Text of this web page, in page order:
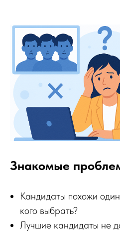
Знакомые
Кандидаты похожи
кого выбрать?
Лучшие кандидаты не